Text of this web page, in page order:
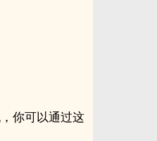
你可以通过这